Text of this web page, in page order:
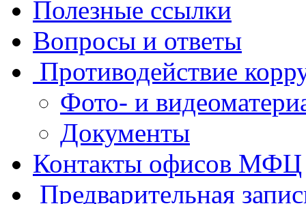
Полезные ссылки
Вопросы и ответы
Противодействие
Фото- и
Документы
Контакты офисов МФЦ
Предварительная